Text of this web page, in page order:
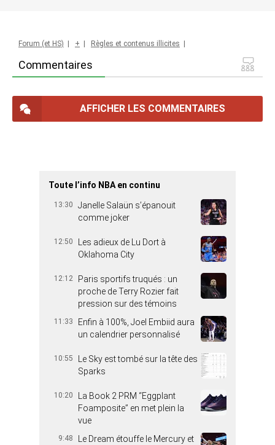
Commentaires
Forum (et HS) + Règles et contenus illicites
AFFICHER LES COMMENTAIRES
Toute l’info NBA en continu
13:30
Janelle Salaün s’épanouit
comme joker
12:50
Les adieux de Lu Dort à
Oklahoma City
12:12
Paris sportifs truqués : un
proche de Terry Rozier fait
pression sur des témoins
11:33
Enfin à 100%, Joel Embiid aura
un calendrier personnalisé
10:55
Le Sky est tombé sur la tête des
Sparks
10:20
La Book 2 PRM “Eggplant
Foamposite” en met plein la
vue
9:48
Le Dream étouffe le Mercury et